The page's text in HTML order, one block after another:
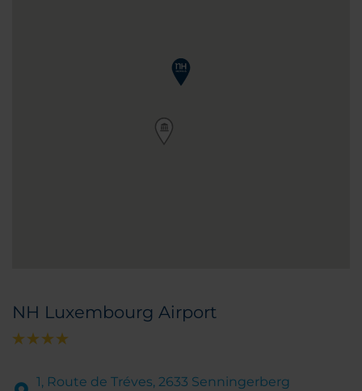
NH Luxembourg Airport
1, Route de Tréves, 2633 Senningerberg